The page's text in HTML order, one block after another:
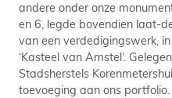
andere onder onze
en 6, legde bovendien laat-
van een verdedigingswerk,
‘Kasteel van Amstel’.
Stadsherstels
toevoeging aan ons portfolio.